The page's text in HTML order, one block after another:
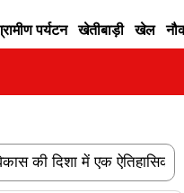
पर्यटन खेतीबाड़ी खेल
दिशा में एक ऐतिहासिक